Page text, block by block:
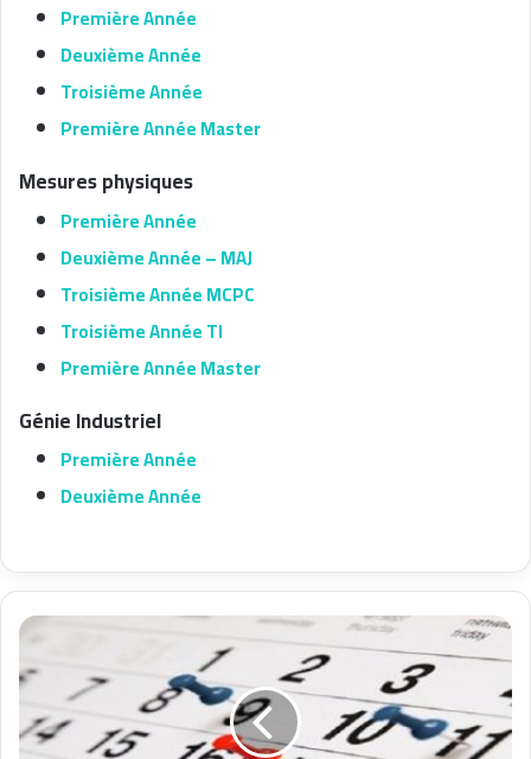
Première Année
Deuxième Année
Troisième Année
Première Année Master
Mesures physiques
Première Année
Deuxième Année – MAJ
Troisième Année MCPC
Troisième Année TI
Première Année Master
Génie Industriel
Première Année
Deuxième Année